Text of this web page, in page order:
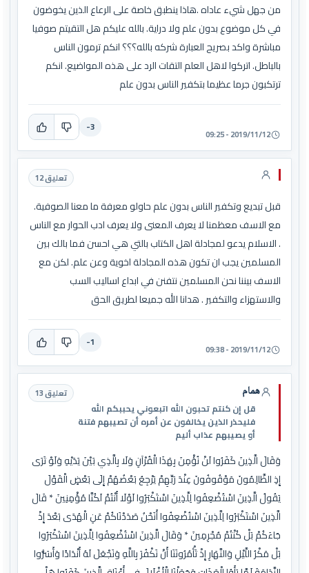
من جهل شيء عاداه .هاذا ينطبق خاصة على الرعاع الذين يخوضون
في كل موضوع بدون علم ولا دراية. بالله عليكم هل التقيتم صوفيا
مباشرة واكد بصريح العبارة شركه بالله؟؟؟ انكم ترمون الناس
بالباطل. اتركوا لاهل العلم التقات الرد على هذه المواضيع. انكم
ترتكبون جرما عظيما بتكفير الناس بدون علم
2019/11/12 - 09:25
-3
تعليق 12
قبل تبديع وتكفير الناس بدون علم حاولو معرفة ما معنا الصوفية.
مع الاسف معظمنا لا يعرف المعنى ولا يعرف ادب الحوار مع الناس
. الاسلام يدعو لمجادلة اهل الكتاب بالتي هي احسن فما بالك بين
المسلمين يجب ان تكون هذه المجادلة اخوية وعن علم. لكن مع
الاسف بيننا نحن المسلمين نتفنن في ابداع اساليب السب
والاستهزاء والتكفير . هدانا الله جميعا لطريق الحق
2019/11/12 - 09:38
-1
همام
قل إن كنتم تحبون الله اتبعوني يحببكم الله
فليحذر الذين يخالفون عن أمره أن تصيبهم فتنة
أو يصيبهم عذاب أليم
تعليق 13
وَقَالَ الَّذِينَ كَفَرُوا لَنْ نُؤْمِنَ بِهَذَا الْقُرْآنِ وَلَا بِالَّذِي بَيْنَ يَدَيْهِ وَلَوْ تَرَى
إِذِ الظَّالِمُونَ مَوْقُوفُونَ عِنْدَ رَبِّهِمْ يَرْجِعُ بَعْضُهُمْ إِلَى بَعْضٍ الْقَوْلَ
يَقُولُ الَّذِينَ اسْتُضْعِفُوا لِلَّذِينَ اسْتَكْبَرُوا لَوْلَا أَنْتُمْ لَكُنَّا مُؤْمِنِينَ * قَالَ
الَّذِينَ اسْتَكْبَرُوا لِلَّذِينَ اسْتُضْعِفُوا أَنَحْنُ صَدَدْنَاكُمْ عَنِ الْهُدَى بَعْدَ إِذْ
جَاءَكُمْ بَلْ كُنْتُمْ مُجْرِمِينَ * وَقَالَ الَّذِينَ اسْتُضْعِفُوا لِلَّذِينَ اسْتَكْبَرُوا
بَلْ مَكْرُ اللَّيْلِ وَالنَّهَارِ إِذْ تَأْمُرُونَنَا أَنْ نَكْفُرَ بِاللَّهِ وَنَجْعَلَ لَهُ أَنْدَادًا وَأَسَرُّوا